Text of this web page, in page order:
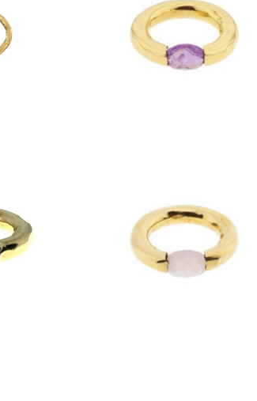
$1,400
$1,400